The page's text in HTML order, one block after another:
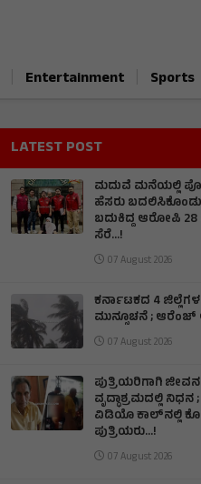
Entertainment Sports
LATEST POST
ಮದುವೆ ಮನೆಯಲ್ಲಿ
ಹೆಸರು ಬದಲಿಸಿಕೊಂಡು
ಬದುಕಿದ್ದ ಆರೋಪಿ
ಸೆರೆ…!
07 August 2026
ಕರ್ನಾಟಕದ 4
ಮುನ್ಸೂಚನೆ ;
07 August 2026
ಪುತ್ರಿಯರಿಗಾಗಿ ಜೀವನ
ವೃದ್ಧಾಶ್ರಮದಲ್ಲಿ ನಿಧನ
ವಿಡಿಯೊ ಕಾಲ್‌ನಲ್ಲಿ
ಪುತ್ರಿಯರು...!
07 August 2026